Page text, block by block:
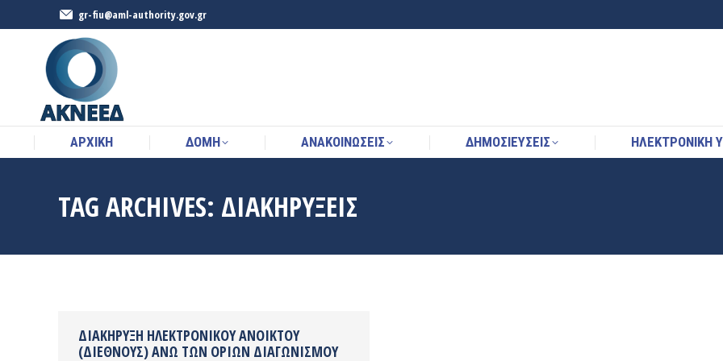
gr-fiu@aml-authority.gov.gr
ΑΡΧΙΚΉ ΔΟΜΉ ΑΝΑΚΟΙΝΩΣΕΙΣ ΔΗΜΟΣΙΕΥΣΕΙΣ ΗΛΕΚΤΡΟΝΙΚΉ
TAG ARCHIVES: ΔΙΑΚΗΡΎΞΕΙΣ
ΔΙΑΚΉΡΥΞΗ ΗΛΕΚΤΡΟΝΙΚΟΎ ΑΝΟΙΚΤΟΎ
(ΔΙΕΘΝΟΎΣ) ΆΝΩ ΤΩΝ ΟΡΊΩΝ ΔΙΑΓΩΝΙΣΜΟΎ
ΑΡΧΙΚΉ ΔΟΜΉ